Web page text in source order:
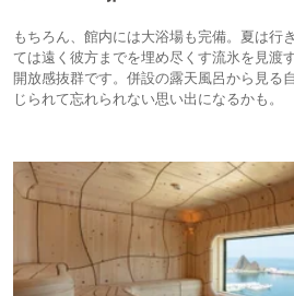
もちろん、館内には大浴場も完備。夏は行
ては遠く彼方までを埋め尽くす流氷を見渡
開放感抜群です。併設の露天風呂から見る
じられて忘れられない思い出になるかも。